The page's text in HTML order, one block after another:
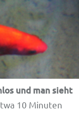
und man sieht
10 Minuten